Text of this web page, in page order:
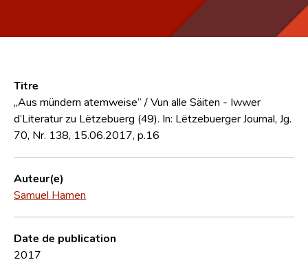
CNL
Contact
Titre
„Aus mündern atemweise“ / Vun alle Säiten - Iwwer
d’Literatur zu Lëtzebuerg (49). In: Lëtzebuerger Journal, Jg.
70, Nr. 138, 15.06.2017, p.16
Auteur(e)
Samuel Hamen
Date de publication
2017